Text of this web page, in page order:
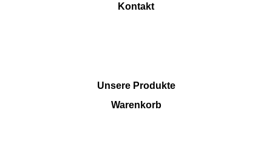
Kontakt
Unsere Produkte
Warenkorb